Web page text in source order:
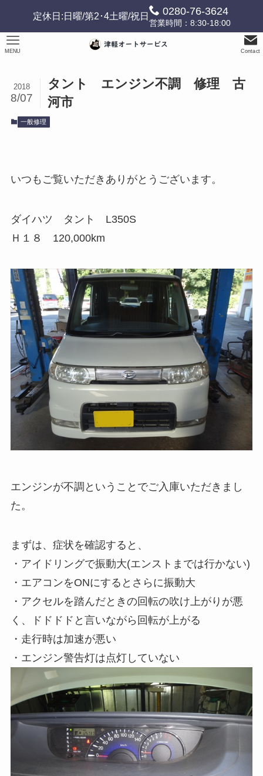
定休日:日曜/第2･4土曜/祝日 0280-76-3624
営業時間：8:30-18:00
Contact
MENU
タント エンジン不調 修理 古
河市
2018
8/07
一般修理
いつもご覧いただきありがとうございます。
ダイハツ タント L350S
Ｈ１８ 120,000km
エンジンが不調ということでご入庫いただきまし
た。
まずは、症状を確認すると、
・アイドリングで振動大(エンストまでは行かない)
・エアコンをONにするとさらに振動大
・アクセルを踏んだときの回転の吹け上がりが悪
く、ドドドドと言いながら回転が上がる
・走行時は加速が悪い
・エンジン警告灯は点灯していない